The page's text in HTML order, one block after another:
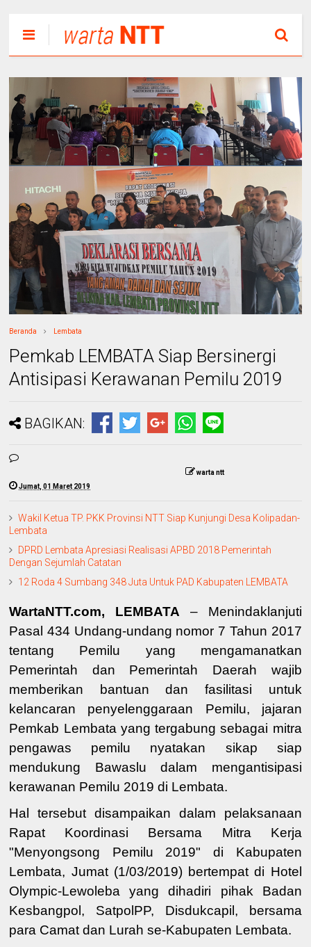
Beranda Lembata
Pemkab LEMBATA Siap Bersinergi
Antisipasi Kerawanan Pemilu 2019
BAGIKAN:
warta ntt
Jumat, 01 Maret 2019
Wakil Ketua TP. PKK Provinsi NTT Siap Kunjungi Desa Kolipadan-
Lembata
DPRD Lembata Apresiasi Realisasi APBD 2018 Pemerintah
Dengan Sejumlah Catatan
12 Roda 4 Sumbang 348 Juta Untuk PAD Kabupaten LEMBATA
WartaNTT.com, LEMBATA – Menindaklanjuti
Pasal 434 Undang-undang nomor 7 Tahun 2017
tentang Pemilu yang mengamanatkan
Pemerintah dan Pemerintah Daerah wajib
memberikan bantuan dan fasilitasi untuk
kelancaran penyelenggaraan Pemilu, jajaran
Pemkab Lembata yang tergabung sebagai mitra
pengawas pemilu nyatakan sikap siap
mendukung Bawaslu dalam mengantisipasi
kerawanan Pemilu 2019 di Lembata.
Hal tersebut disampaikan dalam pelaksanaan
Rapat Koordinasi Bersama Mitra Kerja
"Menyongsong Pemilu 2019" di Kabupaten
Lembata, Jumat (1/03/2019) bertempat di Hotel
Olympic-Lewoleba yang dihadiri pihak Badan
Kesbangpol, SatpolPP, Disdukcapil, bersama
para Camat dan Lurah se-Kabupaten Lembata.